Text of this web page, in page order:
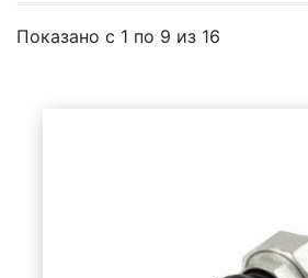
Показано с 1 по 9 из 16